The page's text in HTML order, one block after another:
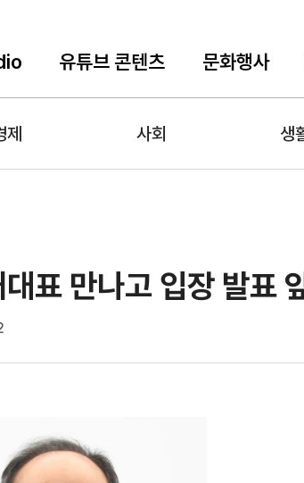
유튜브 콘텐츠 문화행사
제 사회 생
표 만나고 입장 발표